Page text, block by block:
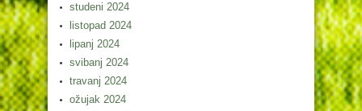
studeni 2024
listopad 2024
lipanj 2024
svibanj 2024
travanj 2024
ožujak 2024